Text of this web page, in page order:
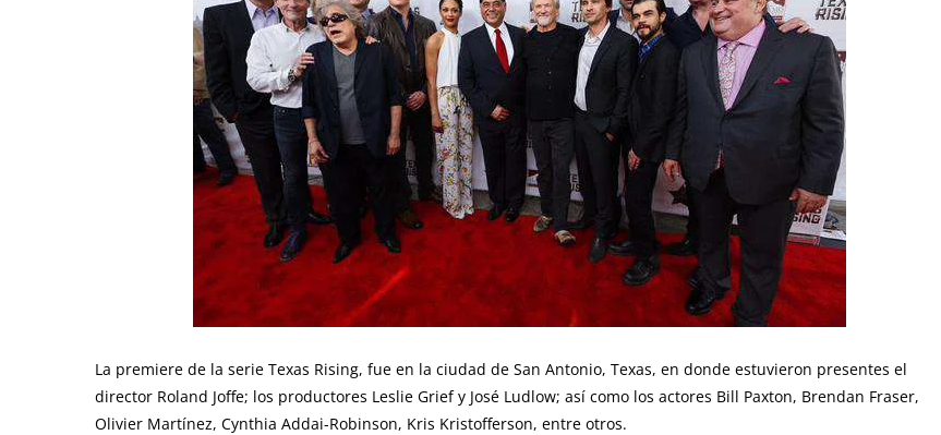
La premiere de la serie Texas Rising, fue en la ciudad de San Antonio, Texas, en donde estuvieron presentes el
director Roland Joffe; los productores Leslie Grief y José Ludlow; así como los actores Bill Paxton, Brendan Fraser,
Olivier Martínez, Cynthia Addai-Robinson, Kris Kristofferson, entre otros.